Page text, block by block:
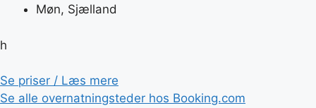
Møn, Sjælland
h
Se priser / Læs mere
Se alle overnatningsteder hos Booking.com